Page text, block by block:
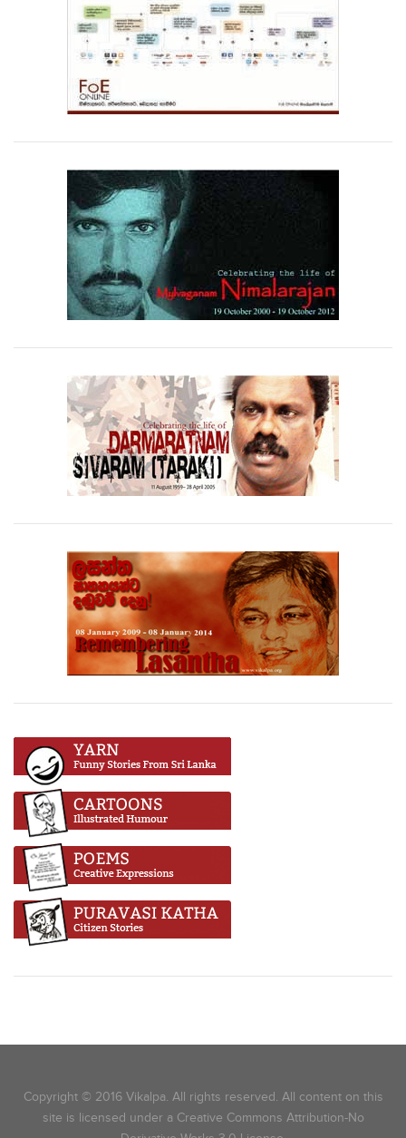
Copyright © 2016 Vikalpa. All rights reserved. All content on this
site is licensed under a Creative Commons Attribution-No